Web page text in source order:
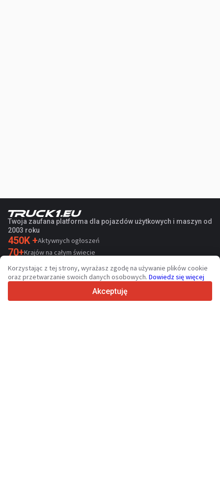
Twoja zaufana platforma dla pojazdów użytkowych i maszyn od
2003 roku
450K +Aktywnych ogłoszeń
70+Krajów na całym świecie
36 Obsługiwanych języków
4.7/5
Korzystając z tej strony, wyrażasz zgodę na używanie plików cookie
oraz przetwarzanie swoich danych osobowych. Dowiedz się więcej
Akceptuję